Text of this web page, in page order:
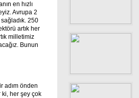
en hızlı
Avrupa 2
sağladık. 250
artık her
milletimiz
Bunun
adım önden
ki, her şey çok